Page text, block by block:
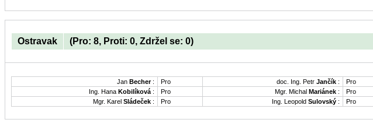
Ostravak (Pro: 8, Proti: 0, Zdržel se: 0)
Jan Becher: Pro doc. Ing. Petr Jančík : Pro
Ing. Hana Kobilíková : Pro Mgr. Michal Mariánek : Pro
Mgr. Karel Sládeček : Pro Ing. Leopold Sulovský : Pro